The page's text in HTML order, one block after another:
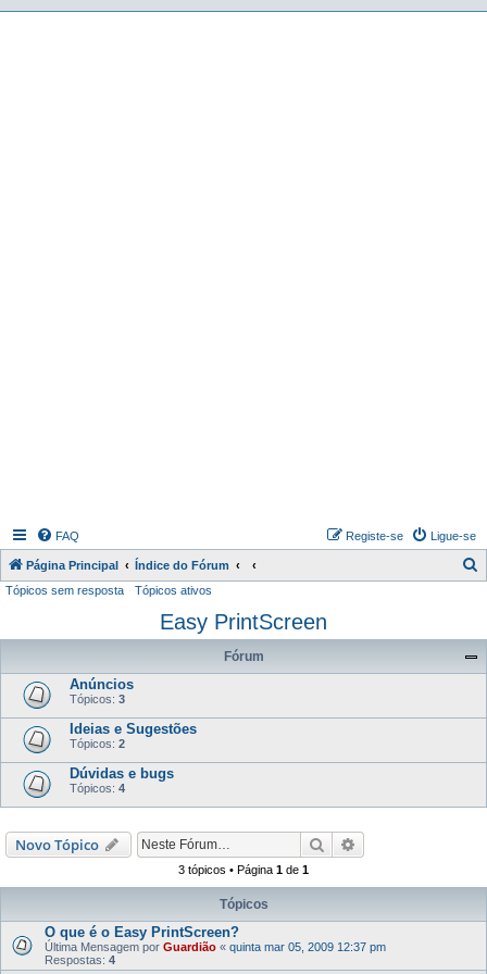
FAQ Ligue-se
Registe-se
Página Principal Índice do Fórum
q
s
Tópicos sem resposta Tópicos ativos
Easy PrintScreen
Fórum
Anúncios
Tópicos: 3
Ideias e Sugestões
Tópicos: 2
Dúvidas e bugs
Tópicos: 4
Novo Tópico Pesquisar
3 tópicos • Página 1 de 1
Tópicos
O que é o Easy PrintScreen?
Última Mensagem por Guardião « quinta mar 05, 2009 12:37 pm
Respostas: 4